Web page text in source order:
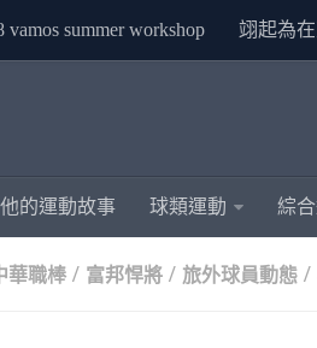
vamos summer workshop 翊起為
他的運動故事 球類運動 綜
華職棒 / 富邦悍將 / 旅外球員動態 /